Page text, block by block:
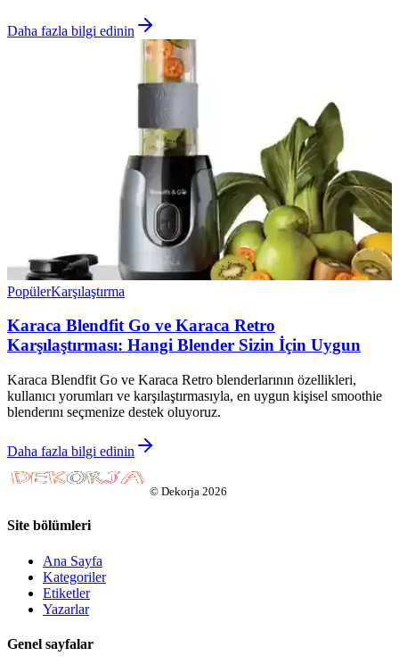
Daha fazla bilgi edinin
PopülerKarşılaştırma
Karaca Blendfit Go ve Karaca Retro
Karşılaştırması: Hangi Blender Sizin İçin Uygun
Karaca Blendfit Go ve Karaca Retro blenderlarının özellikleri,
kullanıcı yorumları ve karşılaştırmasıyla, en uygun kişisel smoothie
blenderını seçmenize destek oluyoruz.
Daha fazla bilgi edinin
© Dekorja 2026
Site bölümleri
Ana Sayfa
Kategoriler
Etiketler
Yazarlar
Genel sayfalar